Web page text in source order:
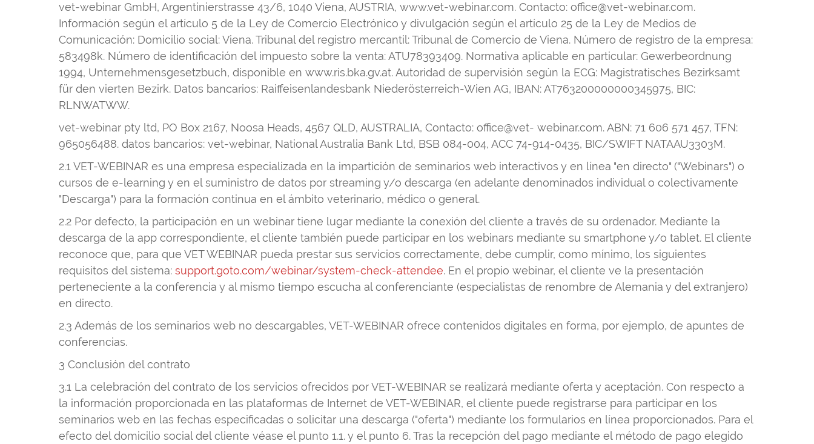
vet-webinar GmbH, Argentinierstrasse 43/6, 1040 Viena, AUSTRIA, www.vet-webinar.com. Contacto: office@vet-webinar.com.
Información según el artículo 5 de la Ley de Comercio Electrónico y divulgación según el artículo 25 de la Ley de Medios de
Comunicación: Domicilio social: Viena. Tribunal del registro mercantil: Tribunal de Comercio de Viena. Número de registro de la empresa:
583498k. Número de identificación del impuesto sobre la venta: ATU78393409. Normativa aplicable en particular: Gewerbeordnung
1994, Unternehmensgesetzbuch, disponible en www.ris.bka.gv.at. Autoridad de supervisión según la ECG: Magistratisches Bezirksamt
für den vierten Bezirk. Datos bancarios: Raiffeisenlandesbank Niederösterreich-Wien AG, IBAN: AT763200000000345975, BIC:
RLNWATWW.
vet-webinar pty ltd, PO Box 2167, Noosa Heads, 4567 QLD, AUSTRALIA, Contacto: office@vet- webinar.com. ABN: 71 606 571 457, TFN:
965056488. datos bancarios: vet-webinar, National Australia Bank Ltd, BSB 084-004, ACC 74-914-0435, BIC/SWIFT NATAAU3303M.
2.1 VET-WEBINAR es una empresa especializada en la impartición de seminarios web interactivos y en línea "en directo" ("Webinars") o
cursos de e-learning y en el suministro de datos por streaming y/o descarga (en adelante denominados individual o colectivamente
"Descarga") para la formación continua en el ámbito veterinario, médico o general.
2.2 Por defecto, la participación en un webinar tiene lugar mediante la conexión del cliente a través de su ordenador. Mediante la
descarga de la app correspondiente, el cliente también puede participar en los webinars mediante su smartphone y/o tablet. El cliente
reconoce que, para que VET WEBINAR pueda prestar sus servicios correctamente, debe cumplir, como mínimo, los siguientes
requisitos del sistema: support.goto.com/webinar/system-check-attendee. En el propio webinar, el cliente ve la presentación
perteneciente a la conferencia y al mismo tiempo escucha al conferenciante (especialistas de renombre de Alemania y del extranjero)
en directo.
2.3 Además de los seminarios web no descargables, VET-WEBINAR ofrece contenidos digitales en forma, por ejemplo, de apuntes de
conferencias.
3 Conclusión del contrato
3.1 La celebración del contrato de los servicios ofrecidos por VET-WEBINAR se realizará mediante oferta y aceptación. Con respecto a
la información proporcionada en las plataformas de Internet de VET-WEBINAR, el cliente puede registrarse para participar en los
seminarios web en las fechas especificadas o solicitar una descarga ("oferta") mediante los formularios en línea proporcionados. Para el
efecto del domicilio social del cliente véase el punto 1.1. y el punto 6. Tras la recepción del pago mediante el método de pago elegido